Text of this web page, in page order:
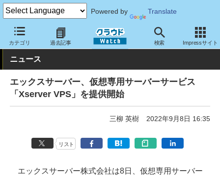
Powered by Translate
カテゴリ 過去記事 検索 Impressサイト
クラウド Watch ハード・インフラ レンタルサーバー・VPS
ニュース
エックスサーバー、仮想専用サーバーサービス
「Xserver VPS」を提供開始
三柳 英樹 2022年9月8日 16:35
リスト
エックスサーバー株式会社は8日、仮想専用サーバー